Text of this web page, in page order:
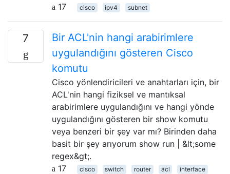
17
cisco ipv4 subnet
7
Bir ACL'nin hangi arabirimlere
uygulandığını gösteren Cisco
komutu
Cisco yönlendiricileri ve anahtarları için, bir
ACL'nin hangi fiziksel ve mantıksal
arabirimlere uygulandığını ve hangi yönde
uygulandığını gösteren bir show komutu
veya benzeri bir şey var mı? Birinden daha
basit bir şey arıyorum show run | &lt;some
regex&gt;.
17
cisco switch router acl interface